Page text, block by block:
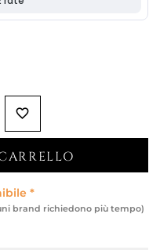
favorite_border
*
brand richiedono più tempo)